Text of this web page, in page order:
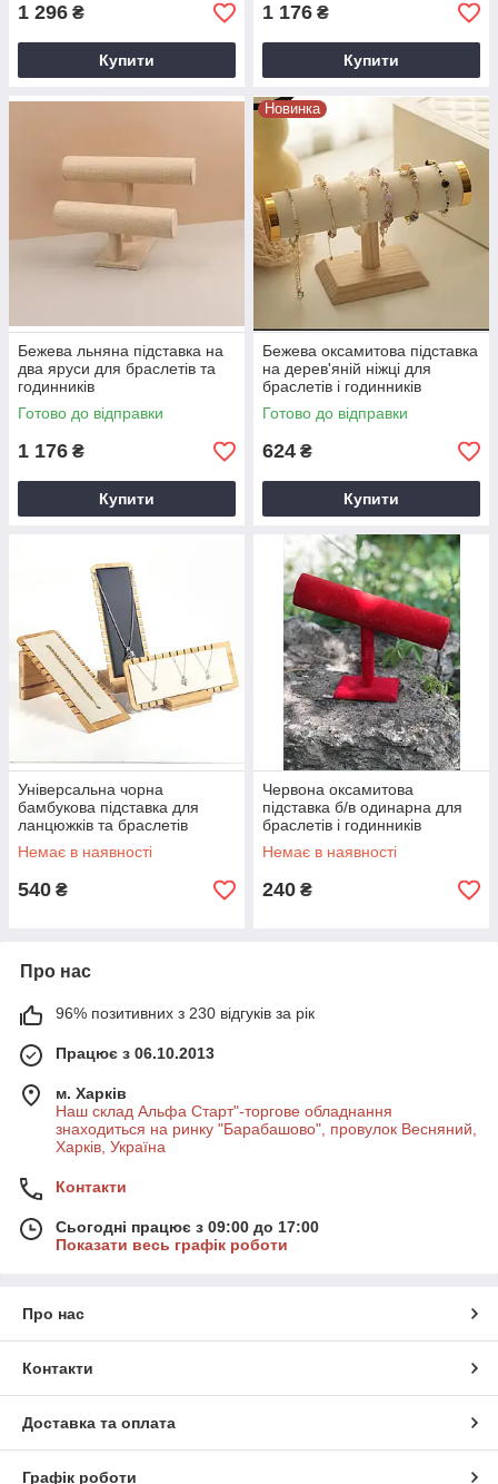
1 296 ₴
Купити
1 176 ₴
Купити
Бежева льняна підставка на
два яруси для браслетів та
годинників
Готово до відправки
1 176 ₴
Купити
Новинка
Бежева оксамитова підставка
на дерев'яній ніжці для
браслетів і годинників
Готово до відправки
624 ₴
Купити
Універсальна чорна
бамбукова підставка для
ланцюжків та браслетів
Немає в наявності
540 ₴
Червона оксамитова
підставка б/в одинарна для
браслетів і годинників
Немає в наявності
240 ₴
Про нас
96% позитивних з 230 відгуків за рік
Працює з 06.10.2013
м. Харків
Наш склад Альфа Старт"-торгове обладнання
знаходиться на ринку "Барабашово", провулок Весняний,
Харків, Україна
Контакти
Сьогодні працює з 09:00 до 17:00
Показати весь графік роботи
Про нас
Контакти
Доставка та оплата
Графік роботи